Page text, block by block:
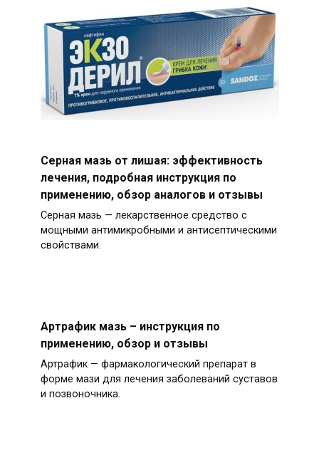
Серная мазь от лишая: эффективность
лечения, подробная инструкция по
применению, обзор аналогов и отзывы
Серная мазь — лекарственное средство с
мощными антимикробными и антисептическими
свойствами.
Артрафик мазь – инструкция по
применению, обзор и отзывы
Артрафик — фармакологический препарат в
форме мази для лечения заболеваний суставов
и позвоночника.